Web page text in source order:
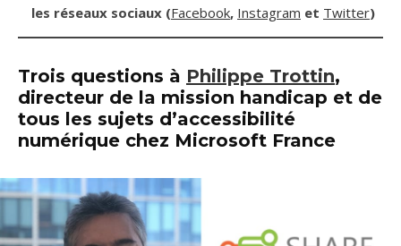
les réseaux sociaux (Facebook, Instagram et Twitter)
Trois questions à Philippe Trottin,
directeur de la mission handicap et de
tous les sujets d’accessibilité
numérique chez Microsoft France